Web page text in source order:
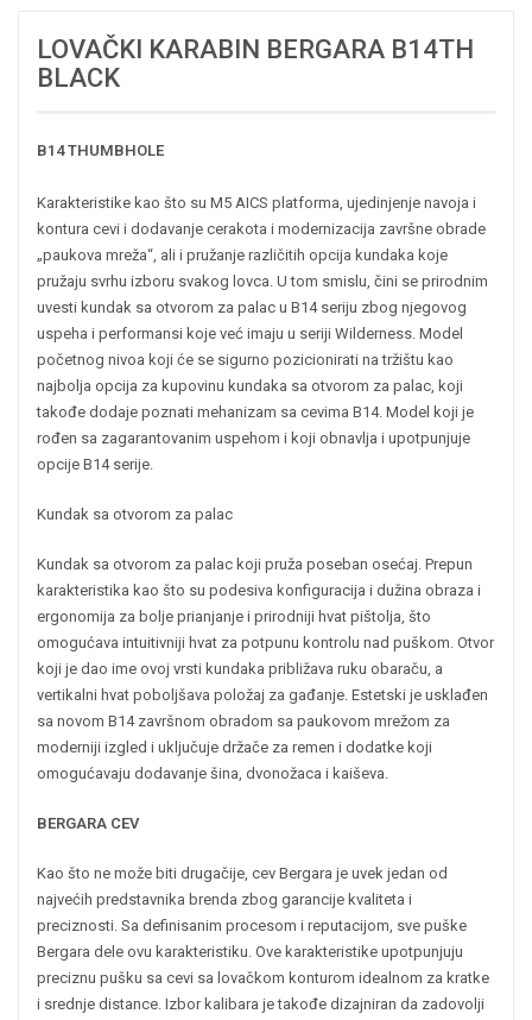
LOVAČKI KARABIN BERGARA B14TH
BLACK
B14 THUMBHOLE
Karakteristike kao što su M5 AICS platforma, ujedinjenje navoja i
kontura cevi i dodavanje cerakota i modernizacija završne obrade
„paukova mreža“, ali i pružanje različitih opcija kundaka koje
pružaju svrhu izboru svakog lovca. U tom smislu, čini se prirodnim
uvesti kundak sa otvorom za palac u B14 seriju zbog njegovog
uspeha i performansi koje već imaju u seriji Wilderness. Model
početnog nivoa koji će se sigurno pozicionirati na tržištu kao
najbolja opcija za kupovinu kundaka sa otvorom za palac, koji
takođe dodaje poznati mehanizam sa cevima B14. Model koji je
rođen sa zagarantovanim uspehom i koji obnavlja i upotpunjuje
opcije B14 serije.
Kundak sa otvorom za palac
Kundak sa otvorom za palac koji pruža poseban osećaj. Prepun
karakteristika kao što su podesiva konfiguracija i dužina obraza i
ergonomija za bolje prianjanje i prirodniji hvat pištolja, što
omogućava intuitivniji hvat za potpunu kontrolu nad puškom. Otvor
koji je dao ime ovoj vrsti kundaka približava ruku obaraču, a
vertikalni hvat poboljšava položaj za gađanje. Estetski je usklađen
sa novom B14 završnom obradom sa paukovom mrežom za
moderniji izgled i uključuje držače za remen i dodatke koji
omogućavaju dodavanje šina, dvonožaca i kaiševa.
BERGARA CEV
Kao što ne može biti drugačije, cev Bergara je uvek jedan od
najvećih predstavnika brenda zbog garancije kvaliteta i
preciznosti. Sa definisanim procesom i reputacijom, sve puške
Bergara dele ovu karakteristiku. Ove karakteristike upotpunjuju
preciznu pušku sa cevi sa lovačkom konturom idealnom za kratke
i srednje distance. Izbor kalibara je takođe dizajniran da zadovolji